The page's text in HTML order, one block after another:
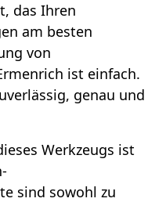
das Ihren
am besten
von
ist einfach.
genau und
Werkzeugs ist
sind sowohl zu